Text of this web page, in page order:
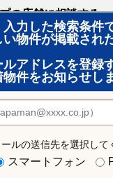
入力した検索条件
い物件が掲載され
ルアドレスを登録
件をお知らせし
ルの送信先を選択して
スマートフォン
の店舗に相談する
し！
スト
す